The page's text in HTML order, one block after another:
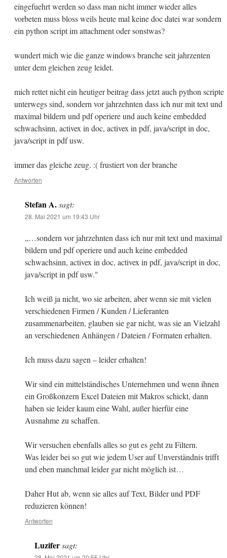
eingefuehrt werden so dass man nicht immer wieder alles
vorbeten muss bloss weils heute mal keine doc datei war sondern
ein python script im attachment oder sonstwas?
wundert mich wie die ganze windows branche seit jahrzenten
unter dem gleichen zeug leidet.
mich rettet nicht ein heutiger beitrag dass jetzt auch python scripte
unterwegs sind, sondern vor jahrzehnten dass ich nur mit text und
maximal bildern und pdf operiere und auch keine embedded
schwachsinn, activex in doc, activex in pdf, java/script in doc,
java/script in pdf usw.
immer das gleiche zeug. :( frustiert von der branche
Antworten
Stefan A. sagt:
28. Mai 2021 um 19:43 Uhr
„…sondern vor jahrzehnten dass ich nur mit text und maximal
bildern und pdf operiere und auch keine embedded
schwachsinn, activex in doc, activex in pdf, java/script in doc,
java/script in pdf usw."
Ich weiß ja nicht, wo sie arbeiten, aber wenn sie mit vielen
verschiedenen Firmen / Kunden / Lieferanten
zusammenarbeiten, glauben sie gar nicht, was sie an Vielzahl
an verschiedenen Anhängen / Dateien / Formaten erhalten.
Ich muss dazu sagen – leider erhalten!
Wir sind ein mittelständisches Unternehmen und wenn ihnen
ein Großkonzern Excel Dateien mit Makros schickt, dann
haben sie leider kaum eine Wahl, außer hierfür eine
Ausnahme zu schaffen.
Wir versuchen ebenfalls alles so gut es geht zu Filtern.
Was leider bei so gut wie jedem User auf Unverständnis trifft
und eben manchmal leider gar nicht möglich ist…
Daher Hut ab, wenn sie alles auf Text, Bilder und PDF
reduzieren können!
Antworten
Luzifersagt: